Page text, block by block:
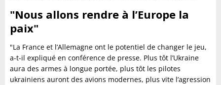
"Nous allons rendre à l’Europe la
paix"
"La France et l’Allemagne ont le potentiel de changer le jeu,
a-t-il expliqué en conférence de presse. Plus tôt l’Ukraine
aura des armes à longue portée, plus tôt les pilotes
ukrainiens auront des avions modernes, plus vite l’agression